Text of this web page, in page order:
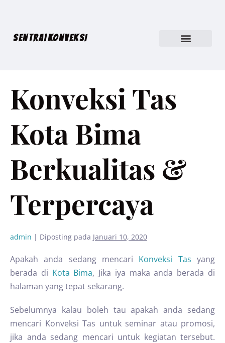
SENTRA|KONVEKSI
Konveksi Tas
Kota Bima
Berkualitas &
Terpercaya
admin | Diposting pada Januari 10, 2020
Apakah anda sedang mencari Konveksi Tas yang
berada di Kota Bima, Jika iya maka anda berada di
halaman yang tepat sekarang.
Sebelumnya kalau boleh tau apakah anda sedang
mencari Konveksi Tas untuk seminar atau promosi,
jika anda sedang mencari untuk kegiatan tersebut.